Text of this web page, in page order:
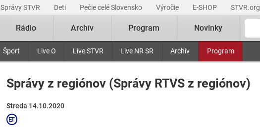
Správy STVR Deti Pečie celé Slovensko Výročie E-SHOP STVR.org
Šport Live O Live STVR Live NR SR Archív Program
Rádio Archív Program Novinky
Správy z regiónov (Správy RTVS z regiónov)
Streda 14.10.2020